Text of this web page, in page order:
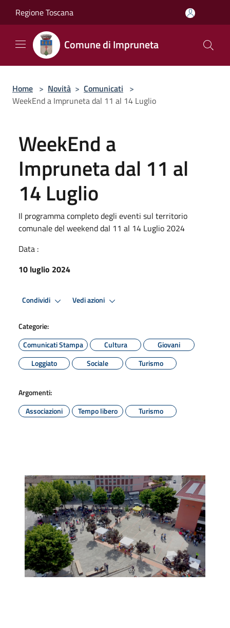
Regione Toscana
Comune di Impruneta
Home > Novità > Comunicati >
WeekEnd a Impruneta dal 11 al 14 Luglio
WeekEnd a
Impruneta dal 11 al
14 Luglio
Il programma completo degli eventi sul territorio
comunale del weekend dal 11 al 14 Luglio 2024
Data :
10 luglio 2024
Condividi Vedi azioni
Categorie:
Comunicati Stampa
Cultura
Giovani
Loggiato
Sociale Turismo
Argomenti:
Associazioni
Tempo libero Turismo